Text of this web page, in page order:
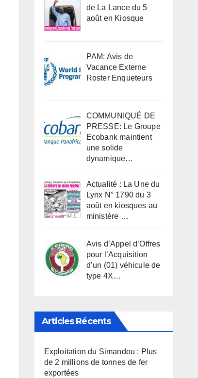
de La Lance du 5
août en Kiosque
PAM: Avis de
Vacance Externe
Roster Enqueteurs
COMMUNIQUÉ DE
PRESSE: Le Groupe
Ecobank maintient
une solide
dynamique…
Actualité : La Une du
Lynx N° 1790 du 3
août en kiosques au
ministère …
Avis d’Appel d’Offres
pour l’Acquisition
d’un (01) véhicule de
type 4X…
Articles Récents
Exploitation du Simandou : Plus
de 2 millions de tonnes de fer
exportées